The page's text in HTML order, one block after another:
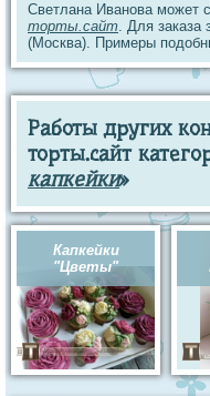
Светлана Иванова может
торты.сайт. Для заказа
(Москва). Примеры
Работы других
торты.сайт
капкейки»
Капкейки
"Цветы"